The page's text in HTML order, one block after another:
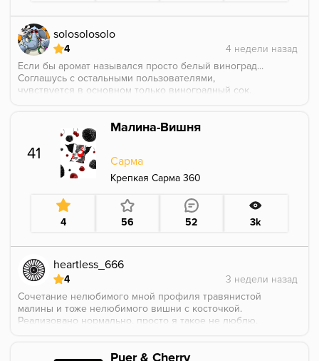
solosolosolo
4
Если бы аромат назывался просто белый виноград...
Соглашусь с остальными пользователями,
чувствуется в основном только виноградный сок.
не смотреть на упаковку, то ничего, кроме
винограда, тут не уловишь)
41
Малина-Вишня
Сарма
Крепкая Сарма 360
4 56 52 3k
heartless_666
4
Сочетание нелюбимого мной профиля травянистой
малины и тоже нелюбимого вишни с косточкой.
Реализовано нормально, просто я такое не люблю.
Puer & Cherry